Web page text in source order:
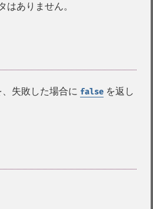
はありません。
、失敗した場合に false を返し